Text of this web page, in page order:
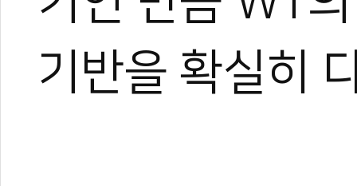
기반을 확실히